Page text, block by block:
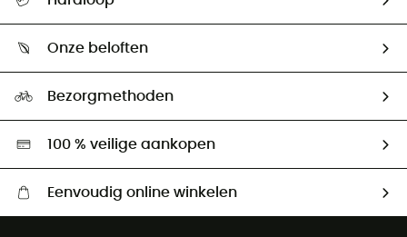
Mijn zending volgen
Retourzendingen & Terugbetalingen
Ambassadeurs
Onze beloften
Hardgreen
Bezorgmethoden
100 % veilige aankopen
Eenvoudig online winkelen